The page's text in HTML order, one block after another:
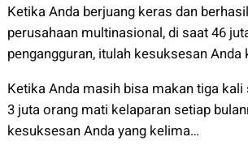
Ketika Anda berjuang keras dan
perusahaan multinasional, di saat 46
pengangguran, itulah kesuksesan
Ketika Anda masih bisa makan tiga kali
3 juta orang mati kelaparan setiap
kesuksesan Anda yang kelima…